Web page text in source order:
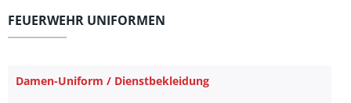
FEUERWEHR UNIFORMEN
Damen-Uniform / Dienstbekleidung